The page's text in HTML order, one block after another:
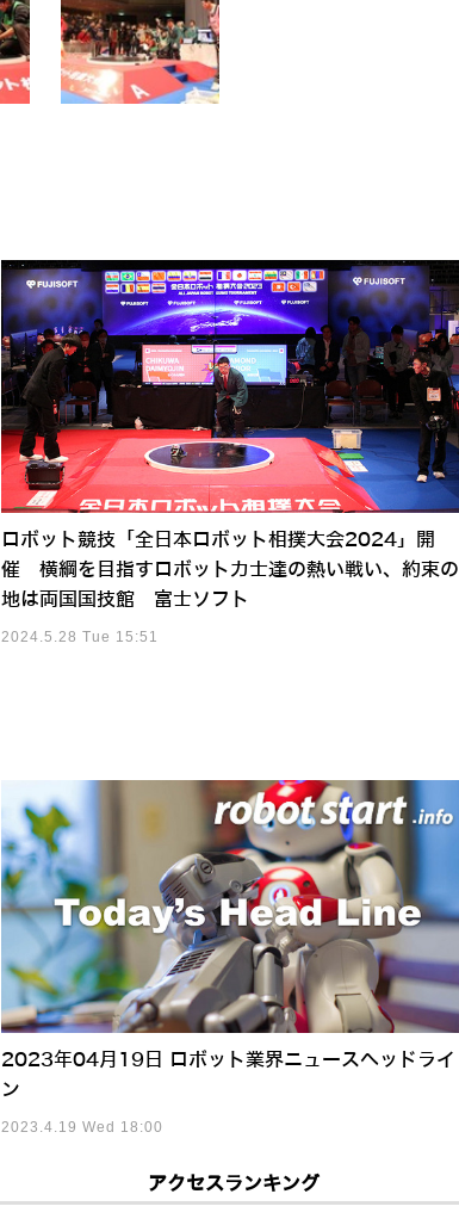
ロボット競技「全日本ロボット相撲大会2024」開
催 横綱を目指すロボット力士達の熱い戦い、約束の
地は両国国技館 富士ソフト
2024.5.28 Tue 15:51
2023年04月19日 ロボット業界ニュースヘッドライ
ン
2023.4.19 Wed 18:00
アクセスランキング